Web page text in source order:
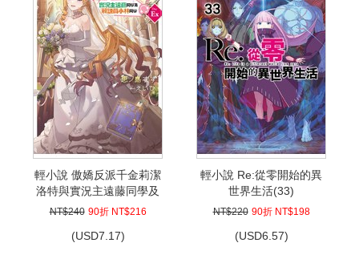
輕小說 傲嬌反派千金莉潔
洛特與實況主遠藤同學及
解說員小林同學(03)EX
NT$240 90折 NT$216
(USD7.17)
輕小說 Re:從零開始的異
世界生活(33)
NT$220 90折 NT$198
(USD6.57)